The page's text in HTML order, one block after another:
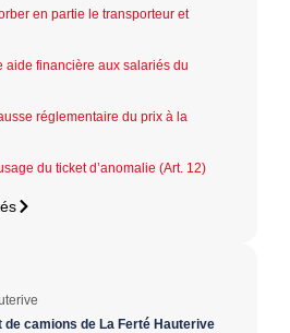
en partie le transporteur et
aide financière aux salariés du
réglementaire du prix à la
du ticket d’anomalie (Art. 12)
camions de La Ferté Hauterive